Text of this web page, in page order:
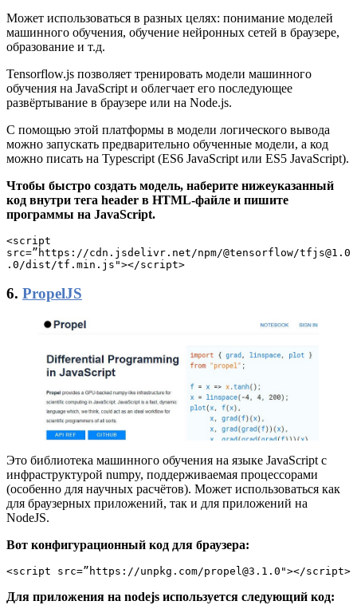
Может использоваться в разных целях: понимание моделей
машинного обучения, обучение нейронных сетей в браузере,
образование и т.д.
Tensorflow.js позволяет тренировать модели машинного
обучения на JavaScript и облегчает его последующее
развёртывание в браузере или на Node.js.
С помощью этой платформы в модели логического вывода
можно запускать предварительно обученные модели, а код
можно писать на Typescript (ES6 JavaScript или ES5 JavaScript).
Чтобы быстро создать модель, наберите нижеуказанный
код внутри тега header в HTML-файле и пишите
программы на JavaScript.
<script
src=”https://cdn.jsdelivr.net/npm/@tensorflow/tfjs@1.0
.0/dist/tf.min.js"></script>
6. PropelJS
Это библиотека машинного обучения на языке JavaScript с
инфраструктурой numpy, поддерживаемая процессорами
(особенно для научных расчётов). Может использоваться как
для браузерных приложений, так и для приложений на
NodeJS.
Вот конфигурационный код для браузера:
<script src=”https://unpkg.com/propel@3.1.0"></script>
Для приложения на nodejs используется следующий код: